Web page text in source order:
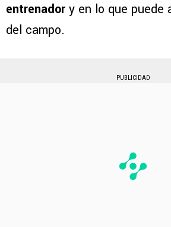
entrenador y en lo que puede
del campo.
PUBLICIDAD